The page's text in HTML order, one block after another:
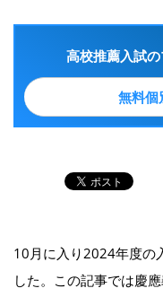
高校推薦入試
無料個
10月に入り2024年度の
した。この記事では慶